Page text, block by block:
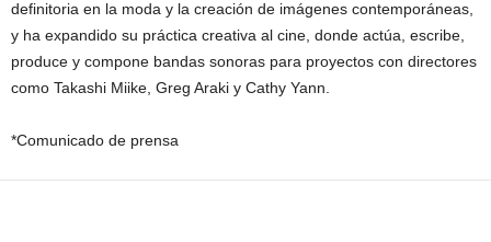
definitoria en la moda y la creación de imágenes contemporáneas,
y ha expandido su práctica creativa al cine, donde actúa, escribe,
produce y compone bandas sonoras para proyectos con directores
como Takashi Miike, Greg Araki y Cathy Yann.
*Comunicado de prensa